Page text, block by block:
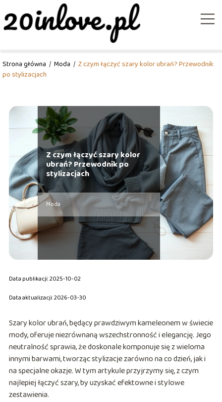
Strona główna / Moda / Z czym łączyć szary kolor ubrań? Przewodnik
po stylizacjach
Z czym łączyć szary kolor
ubrań? Przewodnik po
stylizacjach
Moda
Data publikacji: 2025-10-02
Data aktualizacji: 2026-03-30
Szary kolor ubrań, będący prawdziwym kameleonem w świecie
mody, oferuje niezrównaną wszechstronność i elegancję. Jego
neutralność sprawia, że doskonale komponuje się z wieloma
innymi barwami, tworząc stylizacje zarówno na co dzień, jak i
na specjalne okazje. W tym artykule przyjrzymy się, z czym
najlepiej łączyć szary, by uzyskać efektowne i stylowe
zestawienia.